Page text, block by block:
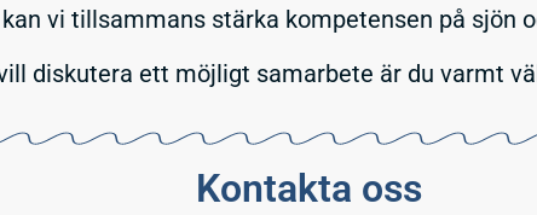
vi tillsammans stärka kompetensen på sjön
diskutera ett möjligt samarbete är du varmt
Kontakta oss